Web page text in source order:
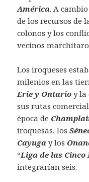
América. A
de los recursos de
colonos y los
vecinos
Los iroqueses
milenios en las
Erie y Ontario y la
sus rutas
época de
iroquesas, los
Cayuga y los
“Liga de las Cinco
integrarían seis.